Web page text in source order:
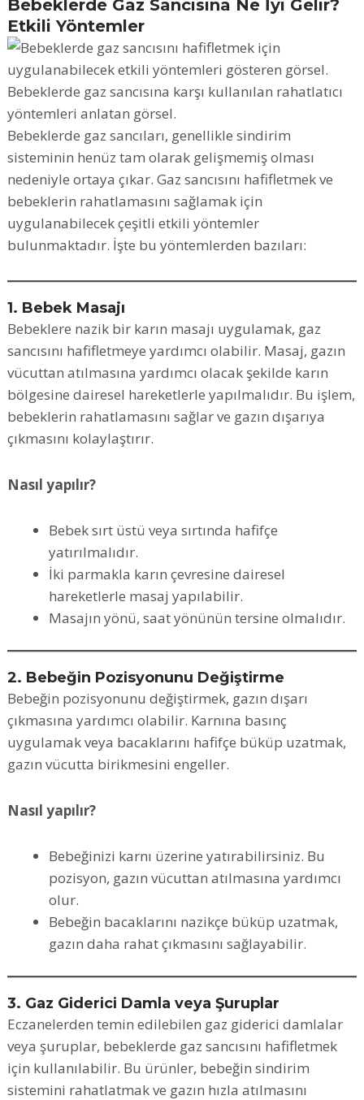
Bebeklerde Gaz Sancısına Ne İyi Gelir?
Etkili Yöntemler
Bebeklerde gaz sancısına karşı kullanılan rahatlatıcı
yöntemleri anlatan görsel.
Bebeklerde gaz sancıları, genellikle sindirim
sisteminin henüz tam olarak gelişmemiş olması
nedeniyle ortaya çıkar. Gaz sancısını hafifletmek ve
bebeklerin rahatlamasını sağlamak için
uygulanabilecek çeşitli etkili yöntemler
bulunmaktadır. İşte bu yöntemlerden bazıları:
1. Bebek Masajı
Bebeklere nazik bir karın masajı uygulamak, gaz
sancısını hafifletmeye yardımcı olabilir. Masaj, gazın
vücuttan atılmasına yardımcı olacak şekilde karın
bölgesine dairesel hareketlerle yapılmalıdır. Bu işlem,
bebeklerin rahatlamasını sağlar ve gazın dışarıya
çıkmasını kolaylaştırır.
Nasıl yapılır?
Bebek sırt üstü veya sırtında hafifçe
yatırılmalıdır.
İki parmakla karın çevresine dairesel
hareketlerle masaj yapılabilir.
Masajın yönü, saat yönünün tersine olmalıdır.
2. Bebeğin Pozisyonunu Değiştirme
Bebeğin pozisyonunu değiştirmek, gazın dışarı
çıkmasına yardımcı olabilir. Karnına basınç
uygulamak veya bacaklarını hafifçe büküp uzatmak,
gazın vücutta birikmesini engeller.
Nasıl yapılır?
Bebeğinizi karnı üzerine yatırabilirsiniz. Bu
pozisyon, gazın vücuttan atılmasına yardımcı
olur.
Bebeğin bacaklarını nazikçe büküp uzatmak,
gazın daha rahat çıkmasını sağlayabilir.
3. Gaz Giderici Damla veya Şuruplar
Eczanelerden temin edilebilen gaz giderici damlalar
veya şuruplar, bebeklerde gaz sancısını hafifletmek
için kullanılabilir. Bu ürünler, bebeğin sindirim
sistemini rahatlatmak ve gazın hızla atılmasını